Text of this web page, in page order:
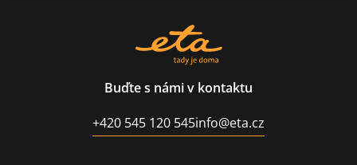
Buďte s námi v kontaktu
+420 545 120 545info@eta.cz